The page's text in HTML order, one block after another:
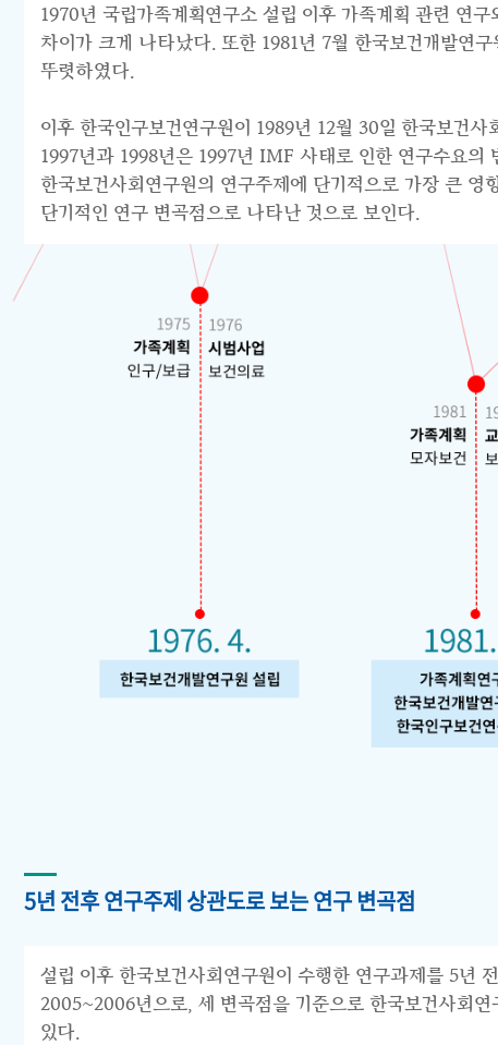
1970년 국립가족계획연구소 설립 이후 가족계획 관련 연
차이가 크게 나타났다. 또한 1981년 7월 한국보건개발연
뚜렷하였다.
이후 한국인구보건연구원이 1989년 12월 30일 한국보건
1997년과 1998년은 1997년 IMF 사태로 인한 연구수요
한국보건사회연구원의 연구주제에 단기적으로 가장 큰
단기적인 연구 변곡점으로 나타난 것으로 보인다.
5년 전후 연구주제 상관도로 보는 연구 변곡점
설립 이후 한국보건사회연구원이 수행한 연구과제를 5년
2005~2006년으로, 세 변곡점을 기준으로 한국보건사회
있다.